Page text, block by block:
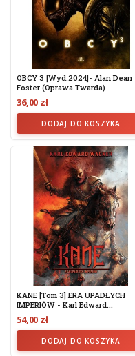
OBCY 3 [wyd.2024]- Alan Dean
Foster (oprawa Twarda)
36,00 zł
DODAJ DO KOSZYKA
KANE [tom 3] ERA UPADŁYCH
IMPERIÓW - Karl Edward...
54,00 zł
DODAJ DO KOSZYKA